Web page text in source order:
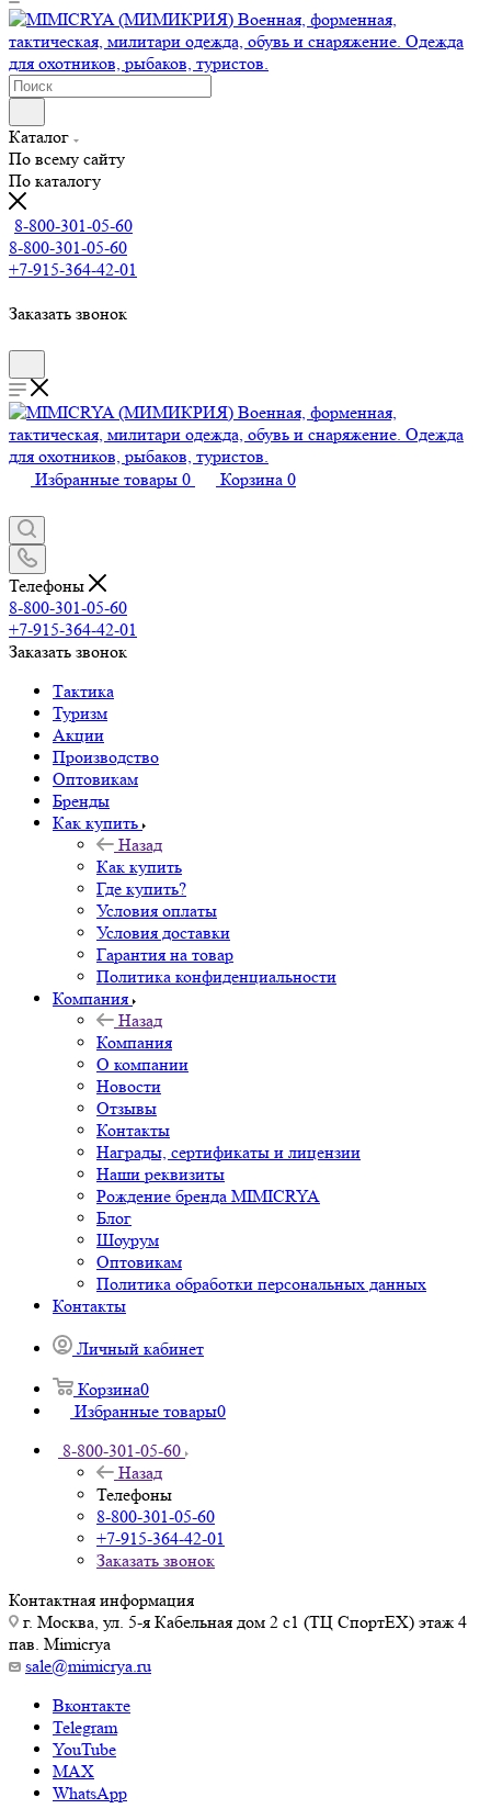
Каталог
По всему сайту
По каталогу
8-800-301-05-60
8-800-301-05-60
+7-915-364-42-01
Заказать звонок
Избранные товары 0 Корзина 0
Телефоны
8-800-301-05-60
+7-915-364-42-01
Заказать звонок
Тактика
Туризм
Акции
Производство
Оптовикам
Бренды
Как купить
Назад
Как купить
Где купить?
Условия оплаты
Условия доставки
Гарантия на товар
Политика конфиденциальности
Компания
Назад
Компания
О компании
Новости
Отзывы
Контакты
Награды, сертификаты и лицензии
Наши реквизиты
Рождение бренда MIMICRYA
Блог
Шоурум
Оптовикам
Политика обработки персональных данных
Контакты
Личный кабинет
Корзина0
Избранные товары0
8-800-301-05-60
Назад
Телефоны
8-800-301-05-60
+7-915-364-42-01
Заказать звонок
Контактная информация
г. Москва, ул. 5-я Кабельная дом 2 с1 (ТЦ СпортEX) этаж 4
пав. Mimicrya
sale@mimicrya.ru
Вконтакте
Telegram
YouTube
MAX
WhatsApp